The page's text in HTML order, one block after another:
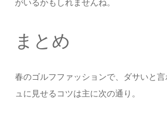
がいるかもしれませんね。
まとめ
春のゴルフファッションで、ダサいと
ュに見せるコツは主に次の通り。